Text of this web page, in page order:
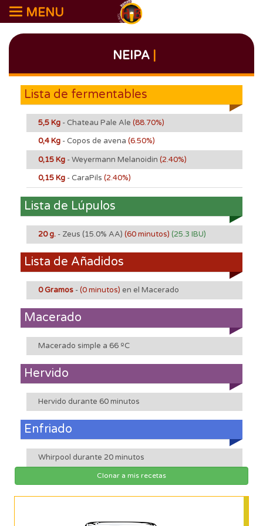
MENU
NEIPA
Lista de fermentables
5,5 Kg - Chateau Pale Ale (88.70%)
0,4 Kg - Copos de avena (6.50%)
0,15 Kg - Weyermann Melanoidin (2.40%)
0,15 Kg - CaraPils (2.40%)
Lista de Lúpulos
20 g. - Zeus (15.0% AA) (60 minutos) (25.3 IBU)
Lista de Añadidos
0 Gramos -(0 minutos) en el Macerado
Macerado
Macerado simple a 66 ºC
Hervido
Hervido durante 60 minutos
Enfriado
Whirpool durante 20 minutos
Clonar a mis recetas